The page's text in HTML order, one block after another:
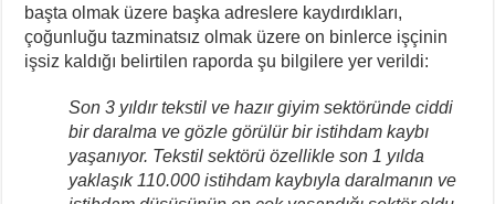
başta olmak üzere başka adreslere kaydırdıkları,
çoğunluğu tazminatsız olmak üzere on binlerce işçinin
işsiz kaldığı belirtilen raporda şu bilgilere yer verildi:
Son 3 yıldır tekstil ve hazır giyim sektöründe ciddi
bir daralma ve gözle görülür bir istihdam kaybı
yaşanıyor. Tekstil sektörü özellikle son 1 yılda
yaklaşık 110.000 istihdam kaybıyla daralmanın ve